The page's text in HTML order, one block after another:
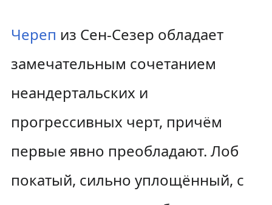
Череп из Сен-Сезер обладает
замечательным сочетанием
неандертальских и
прогрессивных черт, причём
первые явно преобладают. Лоб
покатый, сильно уплощённый, с